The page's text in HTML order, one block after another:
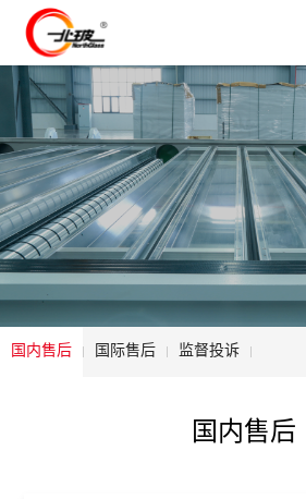
国内售后 国际售后 监督投诉
国内售后